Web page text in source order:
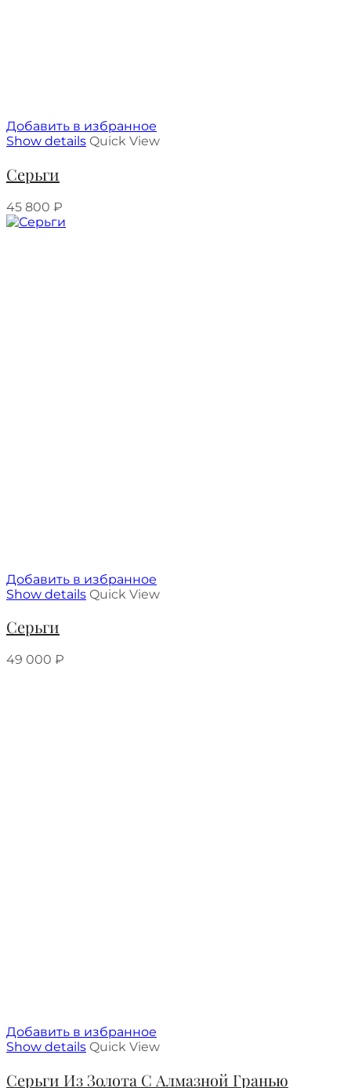
Добавить в избранное
Show details Quick View
Серьги
45 800 ₽
Добавить в избранное
Show details Quick View
Серьги
49 000 ₽
Добавить в избранное
Show details Quick View
Серьги Из Золота С Алмазной Гранью